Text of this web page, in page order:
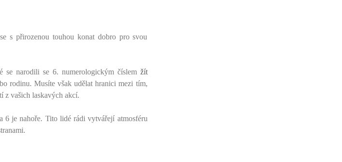
s přirozenou touhou konat dobro pro svou
se narodili se 6. numerologickým číslem žít
rodinu. Musíte však udělat hranici mezi tím,
z vašich laskavých akcí.
6 je nahoře. Tito lidé rádi vytvářejí atmosféru